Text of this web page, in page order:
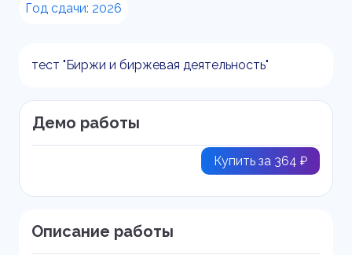
Год сдачи: 2026
тест "Биржи и биржевая деятельность"
Демо работы
Купить за 364 ₽
Описание работы